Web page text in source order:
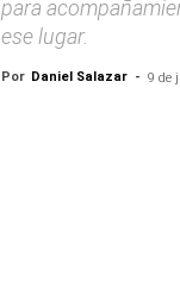
para
ese lugar.
Por Daniel Salazar - 9 de